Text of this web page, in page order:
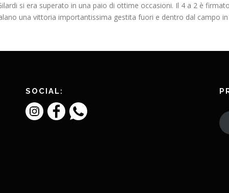
si era superato in una paio di ottime occasioni. Il 4 a 2 è
una vittoria importantissima gestita fuori e dentro dal campo
SOCIAL: